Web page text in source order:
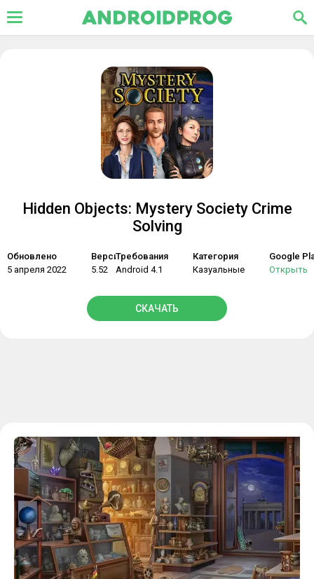
Hidden Objects: Mystery Society Crime
Solving
Обновлено
5 апреля 2022
Версия
5.52
Требования
Android 4.1
Категория
Казуальные
Google
Открыть
СКАЧАТЬ